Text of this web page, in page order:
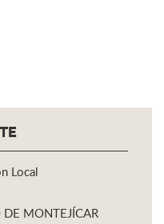
Local
MONTEJÍCAR